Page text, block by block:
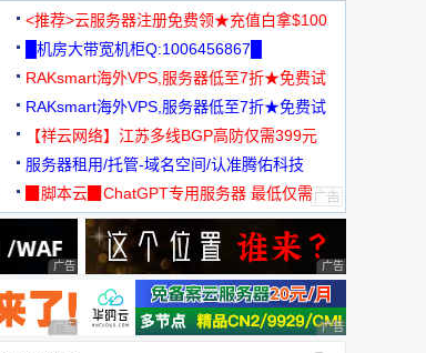
<推荐>云服务器注册免费领★充值白拿$100
█机房大带宽机柜Q:1006456867█
RAKsmart海外VPS,服务器低至7折★免费试
用★
RAKsmart海外VPS,服务器低至7折★免费试
用★
【祥云网络】江苏多线BGP高防仅需399元
服务器租用/托管-域名空间/认准腾佑科技
▉脚本云▉ChatGPT专用服务器 最低仅需
19元/月
广告 商业广告，理性选择 广告 商业广告，理
广告 商业广告，理性选择 广告 商业广告，理